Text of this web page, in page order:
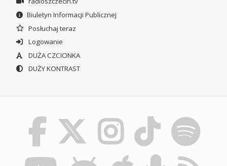
Biuletyn Informacji Publicznej
Posłuchaj teraz
Logowanie
DUŻA CZCIONKA
DUŻY KONTRAST